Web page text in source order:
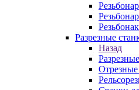
Разрезные
Назад
Отрезные